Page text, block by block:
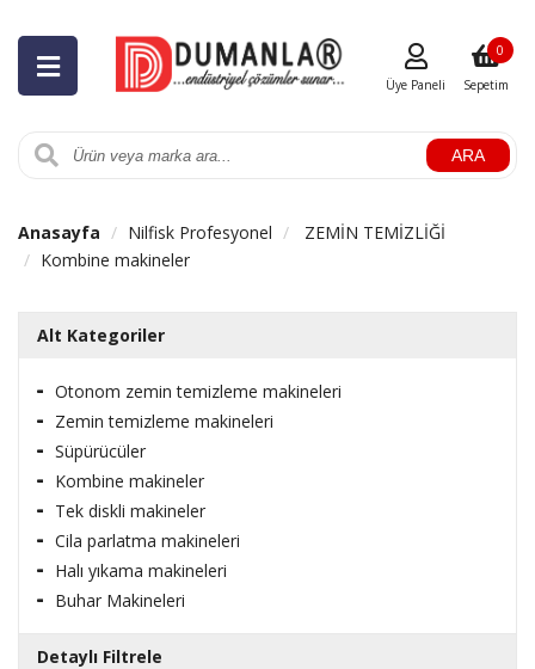
ARA
Üye Paneli Sepetim
0
Anasayfa Nilfisk Profesyonel
ZEMİN TEMİZLİĞİ
Kombine makineler
Alt Kategoriler
Otonom zemin temizleme makineleri
Zemin temizleme makineleri
Süpürücüler
Kombine makineler
Tek diskli makineler
Cila parlatma makineleri
Halı yıkama makineleri
Buhar Makineleri
Detaylı Filtrele